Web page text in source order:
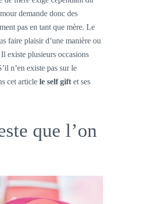
demande donc des
pas en tant que mère. Le
faire plaisir d’une manière ou
existe plusieurs occasions
n’en existe pas sur le
cet article le self giftet ses
que l’on